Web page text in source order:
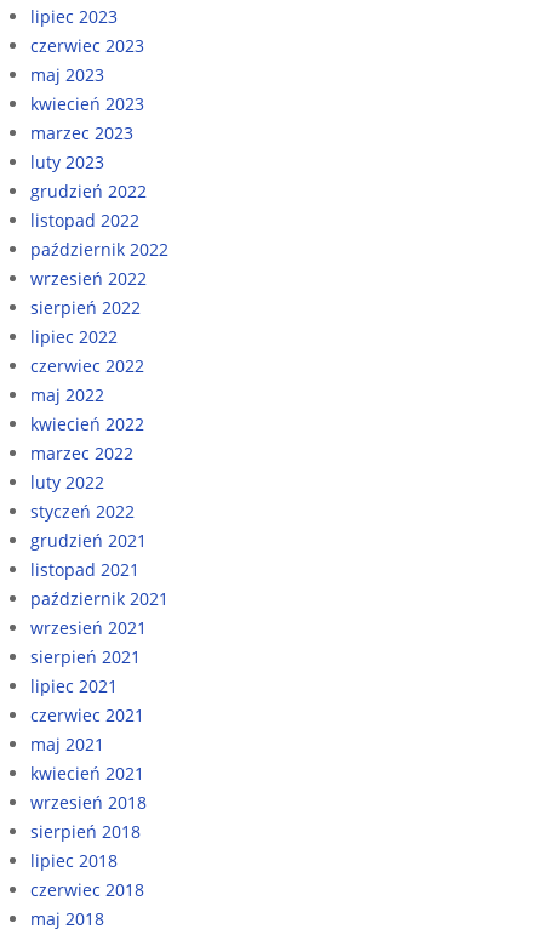
lipiec 2023
czerwiec 2023
maj 2023
kwiecień 2023
marzec 2023
luty 2023
grudzień 2022
listopad 2022
październik 2022
wrzesień 2022
sierpień 2022
lipiec 2022
czerwiec 2022
maj 2022
kwiecień 2022
marzec 2022
luty 2022
styczeń 2022
grudzień 2021
listopad 2021
październik 2021
wrzesień 2021
sierpień 2021
lipiec 2021
czerwiec 2021
maj 2021
kwiecień 2021
wrzesień 2018
sierpień 2018
lipiec 2018
czerwiec 2018
maj 2018